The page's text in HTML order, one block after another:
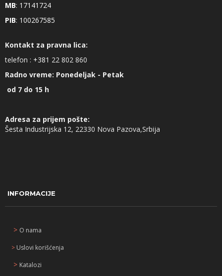
MB: 17141724
PIB: 100267585
Kontakt za pravna lica:
telefon : +381 22 802 860
Radno vreme: Ponedeljak - Petak
od 7 do 15 h
Adresa za prijem pošte:
Šesta Industrijska 12, 22330 Nova Pazova,Srbija
INFORMACIJE
> O nama
> Uslovi korišćenja
> Katalozi